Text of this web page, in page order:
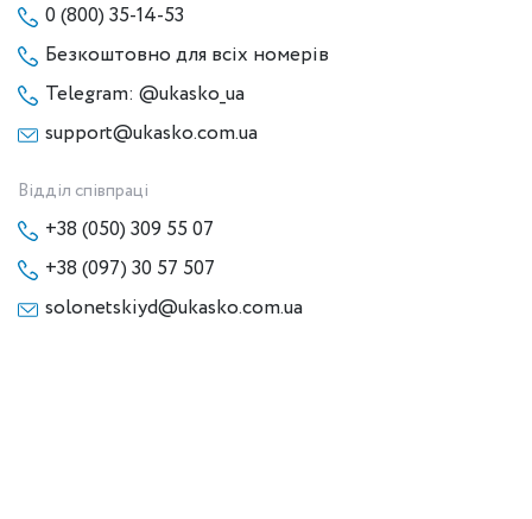
0 (800) 35-14-53
Безкоштовно для всіх номерів
Telegram: @ukasko_ua
support@ukasko.com.ua
Відділ співпраці
+38 (050) 309 55 07
+38 (097) 30 57 507
solonetskiyd@ukasko.com.ua